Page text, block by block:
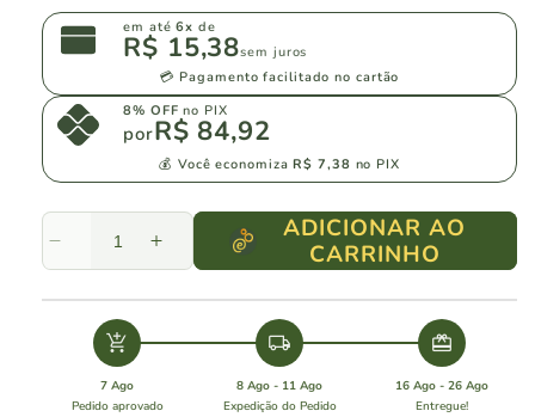
em até6x de
R$ 15,38sem juros
💳 Pagamento facilitado no cartão
8% OFF no PIX
porR$ 84,92
💰 Você economizaR$ 7,38 no PIX
Diminuir
a
quantidade
Cezaro
Espumante
Aumentar
a
quantidade
De
Espumante
ADICIONAR AO
CARRINHO
add_shopping_cart
7 Ago
Pedido aprovado
local_shipping
8 Ago - 11 Ago
Expedição do Pedido
redeem
16 Ago - 26 Ago
Entregue!